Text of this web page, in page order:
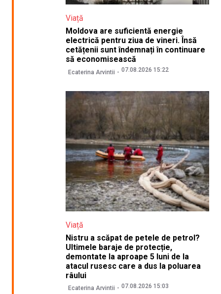
Viață
Moldova are suficientă energie
electrică pentru ziua de vineri. Însă
cetățenii sunt îndemnați în continuare
să economisească
Ecaterina Arvintii 07.08.2026 15:22
Viață
Nistru a scăpat de petele de petrol?
Ultimele baraje de protecție,
demontate la aproape 5 luni de la
atacul rusesc care a dus la poluarea
râului
Ecaterina Arvintii 07.08.2026 15:03